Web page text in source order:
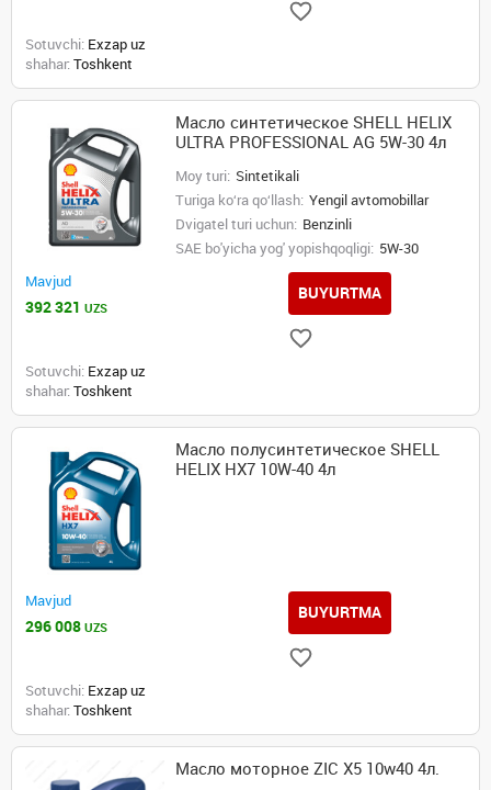
Sotuvchi: Exzap uz
shahar: Toshkent
Масло синтетическое SHELL HELIX
ULTRA PROFESSIONAL AG 5W-30 4л
Moy turi: Sintetikali
Turiga ko‘ra qo‘llash: Yengil avtomobillar
Dvigatel turi uchun: Benzinli
SAE bo'yicha yog' yopishqoqligi: 5W-30
Mavjud
392 321 UZS
BUYURTMA
Sotuvchi: Exzap uz
shahar: Toshkent
Масло полусинтетическое SHELL
HELIX HX7 10W-40 4л
Mavjud
296 008 UZS
BUYURTMA
Sotuvchi: Exzap uz
shahar: Toshkent
Масло моторное ZIC X5 10w40 4л.